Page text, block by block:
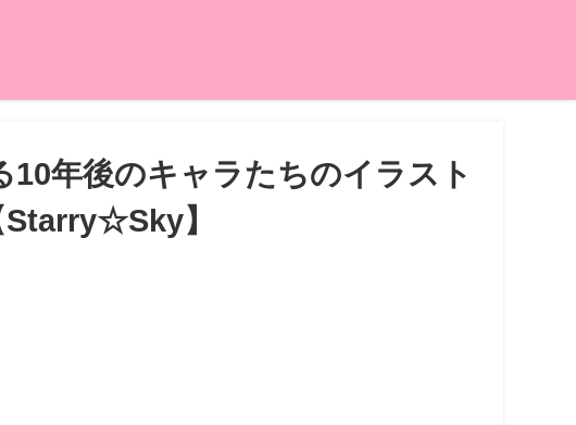
10年後のキャラたちのイラスト
Starry☆Sky】